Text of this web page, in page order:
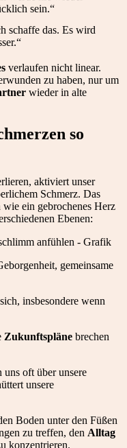
sein.“
schaffe das. Es wird
verlaufen nicht linear.
zu haben, nur um
wieder in alte
so
aktiviert unser
Schmerz. Das
wie ein gebrochenes Herz
Ebenen:
gemeinsame
insbesondere wenn
Zukunftspläne brechen
uns oft über unsere
unsere
Boden unter den Füßen
zu treffen, den Alltag
konzentrieren.